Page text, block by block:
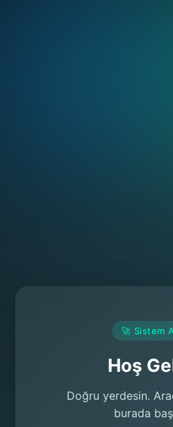
🚀 Sistem
Hoş
Doğru yerdesin.
burada